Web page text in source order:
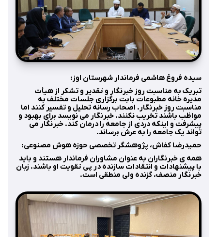
سیده فروغ هاشمی فرماندار شهرستان اوز:
تبریک به مناسبت روز خبرنگار و تقدیر و تشکر از هیأت
مدیره خانه مطبوعات بابت برگزاری جلسات مختلف به
مناسبت روز خبرنگار. اصحاب رسانه تحلیل و تفسیر کنند اما
مواظب باشند تخریب نکنند. خبرنگار می نویسد برای بهبود و
پیشرفت و اینکه دردی از جامعه را درمان کند. خبرنگار می
تواند یک جامعه را به عرش برساند.
حمیدرضا کفاش، پژوهشگر تخصصی حوزه هوش مصنوعی:
همه ی خبرنگاران به عنوان مشاوران فرماندار هستند و باید
با پیشنهادات و انتقادات سازنده در پی تقویت او باشند. زبان
خبرنگار منصف، گزنده ولی منطقی است.